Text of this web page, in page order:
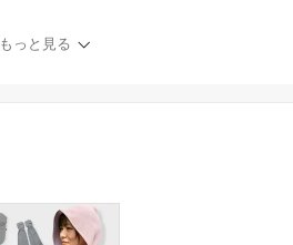
もっと見る